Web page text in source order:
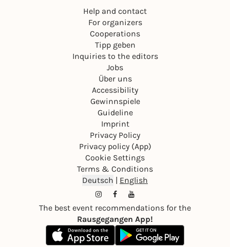
Help and contact
For organizers
Cooperations
Tipp geben
Inquiries to the editors
Jobs
Über uns
Accessibility
Gewinnspiele
Guideline
Imprint
Privacy Policy
Privacy policy (App)
Cookie Settings
Terms & Conditions
Deutsch | English
The best event recommendations for the
Rausgegangen App!